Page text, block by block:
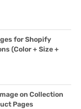
for Shopify
(Color + Size +
on Collection
Pages